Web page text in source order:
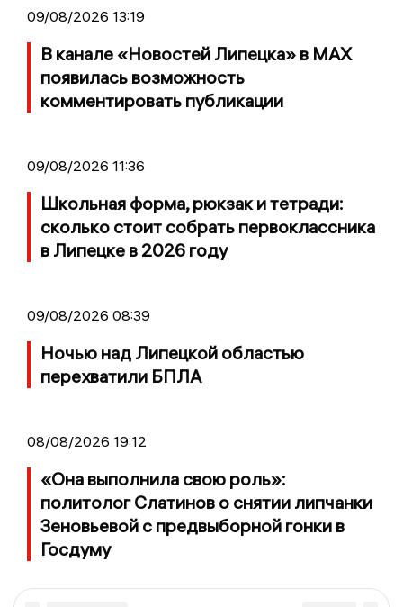
09/08/2026 13:19
В канале «Новостей Липецка» в MAX
появилась возможность
комментировать публикации
09/08/2026 11:36
Школьная форма, рюкзак и тетради:
сколько стоит собрать первоклассника
в Липецке в 2026 году
09/08/2026 08:39
Ночью над Липецкой областью
перехватили БПЛА
08/08/2026 19:12
«Она выполнила свою роль»:
политолог Слатинов о снятии липчанки
Зеновьевой с предвыборной гонки в
Госдуму